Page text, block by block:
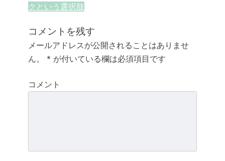
稿
ナ
ビ
ー
クという選択肢
コメントを残す
メールアドレスが公開されることはありませ
ん。
* が付いている欄は必須項目です
コメント